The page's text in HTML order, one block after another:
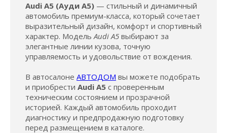
Audi A5 (Ауди А5) — стильный и динамичный
автомобиль премиум-класса, который сочетает
выразительный дизайн, комфорт и спортивный
характер. МодельAudi A5 выбирают за
элегантные линии кузова, точную
управляемость и удовольствие от вождения.
В автосалоне АВТОДОМ вы можете подобрать
и приобрести Audi A5 с проверенным
техническим состоянием и прозрачной
историей. Каждый автомобиль проходит
диагностику и предпродажную подготовку
перед размещением в каталоге.